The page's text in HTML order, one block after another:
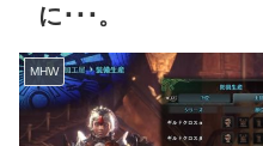
に･･･。
MHW